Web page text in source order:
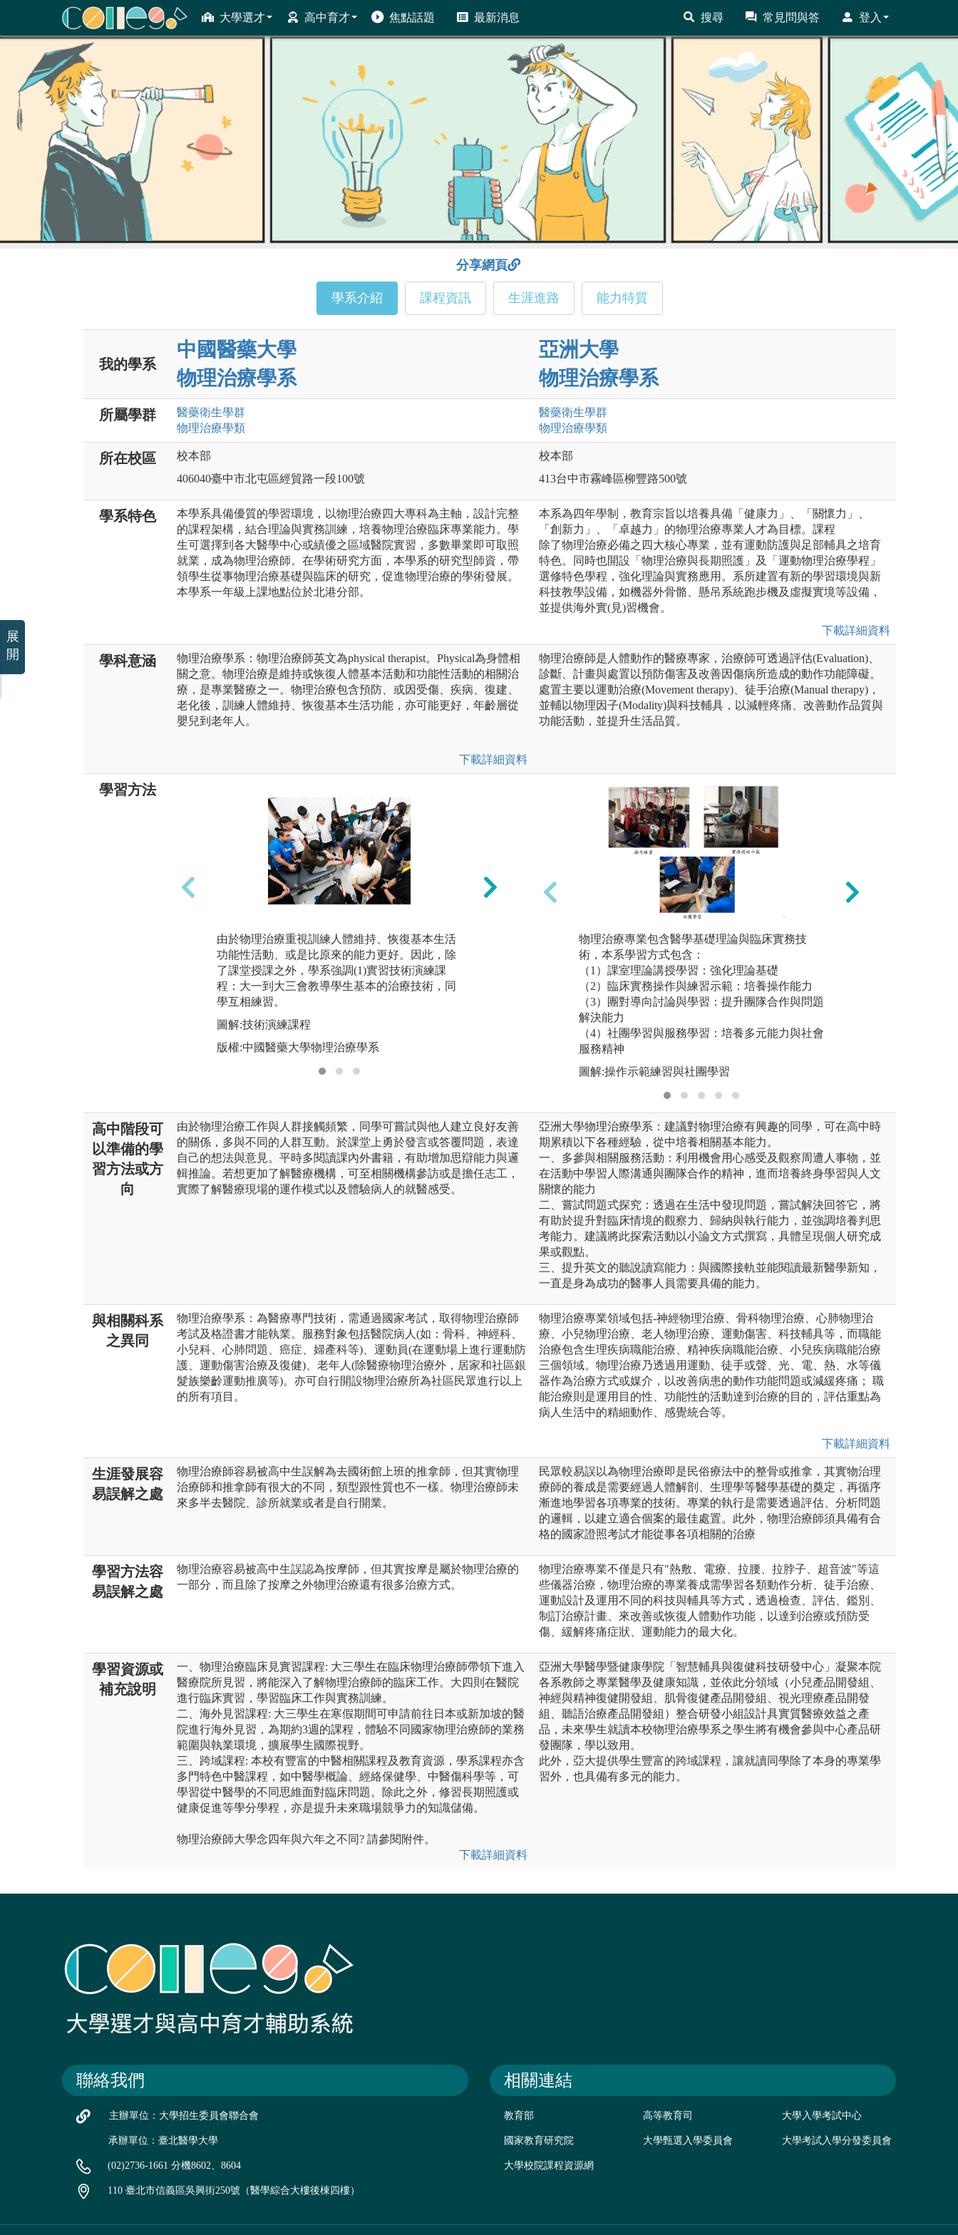
大學選才 高中育才 焦點話題 最新消息 搜尋 常見問與答 登入
ColleGo! 大學選才與高中育才輔助系統
分享網頁
學系介紹 課程資訊 生涯進路 能力特質
我的學系
中國醫藥大學
物理治療學系
亞洲大學
物理治療學系
所屬學群 醫藥衛生學群
物理治療學類
醫藥衛生學群
物理治療學類
所在校區
校本部
406040臺中市北屯區經貿路一段100號
校本部
413台中市霧峰區柳豐路500號
學系特色
本學系具備優質的學習環境，以物理治療四大專科為主軸，設計完整
的課程架構，結合理論與實務訓練，培養物理治療臨床專業能力。學
生可選擇到各大醫學中心或績優之區域醫院實習，多數畢業即可取照
就業，成為物理治療師。在學術研究方面，本學系的研究型師資，帶
領學生從事物理治療基礎與臨床的研究，促進物理治療的學術發展。
本學系一年級上課地點位於北港分部。
本系為四年學制，教育宗旨以培養具備「健康力」、「關懷力」、
「創新力」、「卓越力」的物理治療專業人才為目標。課程
除了物理治療必備之四大核心專業，並有運動防護與足部輔具之培育
特色。同時也開設「物理治療與長期照護」及「運動物理治療學程」
選修特色學程，強化理論與實務應用。系所建置有新的學習環境與新
科技教學設備，如機器外骨骼、懸吊系統跑步機及虛擬實境等設備，
並提供海外實(見)習機會。
下載詳細資料
學科意涵
物理治療學系：物理治療師英文為physical therapist。Physical為身體相
關之意。物理治療是維持或恢復人體基本活動和功能性活動的相關治
療，是專業醫療之一。物理治療包含預防、或因受傷、疾病、復建、
老化後，訓練人體維持、恢復基本生活功能，亦可能更好，年齡層從
嬰兒到老年人。
下載詳細資料
物理治療師是人體動作的醫療專家，治療師可透過評估(Evaluation)、
診斷、計畫與處置以預防傷害及改善因傷病所造成的動作功能障礙。
處置主要以運動治療(Movement therapy)、徒手治療(Manual therapy)，
並輔以物理因子(Modality)與科技輔具，以減輕疼痛、改善動作品質與
功能活動，並提升生活品質。
學習方法
由於物理治療重視訓練人體維持、恢復基本生活
功能性活動、或是比原來的能力更好。因此，除
了課堂授課之外，學系強調(1)實習技術演練課
程：大一到大三會教導學生基本的治療技術，同
學互相練習。
圖解:技術演練課程
版權:中國醫藥大學物理治療學系
(2)臨床問題邏輯推演和決策分析：針對不同種類
的病人，例如：骨科、神經科、心肺疾患、運動
傷害、小兒科等，會教導學生如何進行檢查、判
斷病人問題和選擇適當的治療方法。
圖解:物理治療四大專科
版權:中國醫藥大學物理治療學系
物理治療專業包含醫學基礎理論與臨床實務技
術，本系學習方式包含：
（1）課室理論講授學習：強化理論基礎
（2）臨床實務操作與練習示範：培養操作能力
（3）團對導向討論與學習：提升團隊合作與問題
解決能力
（4）社團學習與服務學習：培養多元能力與社會
服務精神
圖解:操作示範練習與社團學習
高中階段可
以準備的學
習方法或方
向
由於物理治療工作與人群接觸頻繁，同學可嘗試與他人建立良好友善
的關係，多與不同的人群互動。於課堂上勇於發言或答覆問題，表達
自己的想法與意見。平時多閱讀課內外書籍，有助增加思辯能力與邏
輯推論。若想更加了解醫療機構，可至相關機構參訪或是擔任志工，
實際了解醫療現場的運作模式以及體驗病人的就醫感受。
亞洲大學物理治療學系：建議對物理治療有興趣的同學，可在高中時
期累積以下各種經驗，從中培養相關基本能力。
一、多參與相關服務活動：利用機會用心感受及觀察周遭人事物，並
在活動中學習人際溝通與團隊合作的精神，進而培養終身學習與人文
關懷的能力
二、嘗試問題式探究：透過在生活中發現問題，嘗試解決回答它，將
有助於提升對臨床情境的觀察力、歸納與執行能力，並強調培養判思
考能力。建議將此探索活動以小論文方式撰寫，具體呈現個人研究成
果或觀點。
三、提升英文的聽說讀寫能力：與國際接軌並能閱讀最新醫學新知，
一直是身為成功的醫事人員需要具備的能力。
與相關科系
之異同
物理治療學系：為醫療專門技術，需通過國家考試，取得物理治療師
考試及格證書才能執業。服務對象包括醫院病人(如：骨科、神經科、
小兒科、心肺問題、癌症、婦產科等)、運動員(在運動場上進行運動防
護、運動傷害治療及復健)、老年人(除醫療物理治療外，居家和社區銀
髮族樂齡運動推廣等)。亦可自行開設物理治療所為社區民眾進行以上
的所有項目。
物理治療專業領域包括-神經物理治療、骨科物理治療、心肺物理治
療、小兒物理治療、老人物理治療、運動傷害、科技輔具等，而職能
治療包含生理疾病職能治療、精神疾病職能治療、小兒疾病職能治療
三個領域。物理治療乃透過用運動、徒手或聲、光、電、熱、水等儀
器作為治療方式或媒介，以改善病患的動作功能問題或減緩疼痛； 職
能治療則是運用目的性、功能性的活動達到治療的目的，評估重點為
病人生活中的精細動作、感覺統合等。
下載詳細資料
生涯發展容
易誤解之處
物理治療師容易被高中生誤解為去國術館上班的推拿師，但其實物理
治療師和推拿師有很大的不同，類型跟性質也不一樣。物理治療師未
來多半去醫院、診所就業或者是自行開業。
民眾較易誤以為物理治療即是民俗療法中的整骨或推拿，其實物治理
療師的養成是需要經過人體解剖、生理學等醫學基礎的奠定，再循序
漸進地學習各項專業的技術。專業的執行是需要透過評估、分析問題
的邏輯，以建立適合個案的最佳處置。此外，物理治療師須具備有合
格的國家證照考試才能從事各項相關的治療
學習方法容
易誤解之處
物理治療容易被高中生誤認為按摩師，但其實按摩是屬於物理治療的
一部分，而且除了按摩之外物理治療還有很多治療方式。
物理治療專業不僅是只有"熱敷、電療、拉腰、拉脖子、超音波"等這
些儀器治療，物理治療的專業養成需學習各類動作分析、徒手治療、
運動設計及運用不同的科技與輔具等方式，透過檢查、評估、鑑別、
制訂治療計畫、來改善或恢復人體動作功能，以達到治療或預防受
傷、緩解疼痛症狀、運動能力的最大化。
學習資源或
補充說明
一、物理治療臨床見實習課程: 大三學生在臨床物理治療師帶領下進入
醫療院所見習，將能深入了解物理治療師的臨床工作。大四則在醫院
進行臨床實習，學習臨床工作與實務訓練。
二、海外見習課程: 大三學生在寒假期間可申請前往日本或新加坡的醫
院進行海外見習，為期約3週的課程，體驗不同國家物理治療師的業務
範圍與執業環境，擴展學生國際視野。
三、跨域課程: 本校有豐富的中醫相關課程及教育資源，學系課程亦含
多門特色中醫課程，如中醫學概論、經絡保健學、中醫傷科學等，可
學習從中醫學的不同思維面對臨床問題。除此之外，修習長期照護或
健康促進等學分學程，亦是提升未來職場競爭力的知識儲備。
物理治療師大學念四年與六年之不同? 請參閱附件。
下載詳細資料
亞洲大學醫學暨健康學院「智慧輔具與復健科技研發中心」凝聚本院
各系教師之專業醫學及健康知識，並依此分領域（小兒產品開發組、
神經與精神復健開發組、肌骨復健產品開發組、視光理療產品開發
組、聽語治療產品開發組）整合研發小組設計具實質醫療效益之產
品，未來學生就讀本校物理治療學系之學生將有機會參與中心產品研
發團隊，學以致用。
此外，亞大提供學生豐富的跨域課程，讓就讀同學除了本身的專業學
習外，也具備有多元的能力。
聯絡我們
主辦單位：大學招生委員會聯合會
承辦單位：臺北醫學大學
(02)2736-1661 分機8602、8604
110 臺北市信義區吳興街250號（醫學綜合大樓後棟四樓）
相關連結
教育部 高等教育司 大學入學考試中心
國家教育研究院 大學甄選入學委員會 大學考試入學分發委員會
大學校院課程資源網
展
開